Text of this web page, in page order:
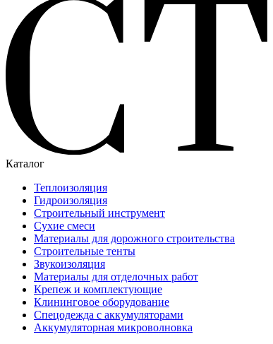
Каталог
Теплоизоляция
Гидроизоляция
Строительный инструмент
Сухие смеси
Материалы для дорожного строительства
Строительные тенты
Звукоизоляция
Материалы для отделочных работ
Крепеж и комплектующие
Клининговое оборудование
Спецодежда с аккумуляторами
Аккумуляторная микроволновка